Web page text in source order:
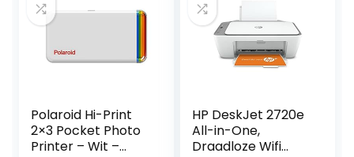
Polaroid Hi-Print
2×3 Pocket Photo
Printer – Wit –
HP DeskJet 2720e
All-in-One,
Draadloze Wifi